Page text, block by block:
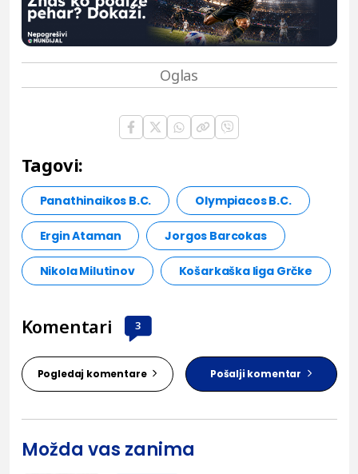
Tagovi:
Panathinaikos B.C. Olympiacos B.C.
Ergin Ataman Jorgos Barcokas
Nikola Milutinov Košarkaška liga Grčke
Komentari 3
Pogledaj komentare Pošalji komentar
Možda vas zanima